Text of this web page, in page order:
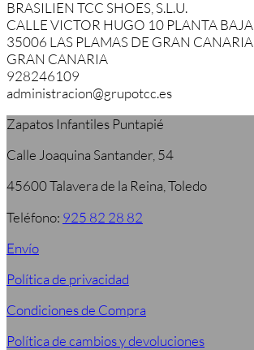
BRASILIEN TCC SHOES, S.L.U.
CALLE VICTOR HUGO 10 PLANTA BAJA
35006 LAS PLAMAS DE GRAN CANARIA
GRAN CANARIA
928246109
administracion@grupotcc.es
Zapatos Infantiles Puntapié
Calle Joaquina Santander, 54
45600 Talavera de la Reina, Toledo
Teléfono: 925 82 28 82
Envío
Política de privacidad
Condiciones de Compra
Política de cambios y devoluciones